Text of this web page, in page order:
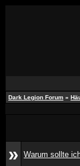
Dark Legion Forum »
»
Warum sollte